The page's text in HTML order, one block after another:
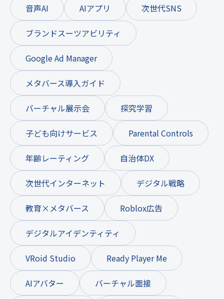
音声AI AIアプリ 次世代SNS
ブランドスーツアビリティ
Google Ad Manager
メタバース導入ガイド
バーチャル展示会 探究学習
子ども向けサービス Parental Controls
年齢レーティング 自治体DX
次世代インターネット デジタル戦略
教育×メタバース Roblox広告
デジタルアイデンティティ
VRoid Studio Ready Player Me
AIアバター バーチャル面接